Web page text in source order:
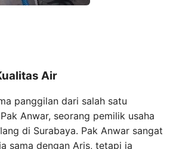
Air
panggilan dari salah satu
Anwar, seorang pemilik usaha
di Surabaya. Pak Anwar sangat
sama dengan Aris, tetapi ia